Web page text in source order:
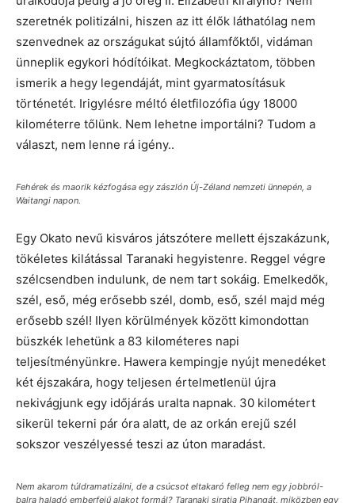
szeretnék politizálni, hiszen az itt élők láthatólag nem
szenvednek az országukat sújtó államfőktől, vidáman
ünneplik egykori hódítóikat. Megkockáztatom, többen
ismerik a hegy legendáját, mint gyarmatosításuk
történetét. Irigylésre méltó életfilozófia úgy 18000
kilométerre tőlünk. Nem lehetne importálni? Tudom a
választ, nem lenne rá igény..
Fehérek és maorik kézfogása egy zászlón Új-Zéland nemzeti ünnepén, a
Waitangi napon.
Egy Okato nevű kisváros játszótere mellett éjszakázunk,
tökéletes kilátással Taranaki hegyistenre. Reggel végre
szélcsendben indulunk, de nem tart sokáig. Emelkedők,
szél, eső, még erősebb szél, domb, eső, szél majd még
erősebb szél! Ilyen körülmények között kimondottan
büszkék lehetünk a 83 kilométeres napi
teljesítményünkre. Hawera kempingje nyújt menedéket
két éjszakára, hogy teljesen értelmetlenül újra
nekivágjunk egy időjárás uralta napnak. 30 kilométert
sikerül tekerni pár óra alatt, de az orkán erejű szél
sokszor veszélyessé teszi az úton maradást.
Nem akarom túldramatizálni, de a csúcsot eltakaró felleg nem egy jobbról-
balra haladó emberfejű alakot formál? Taranaki siratja Pihangát, miközben egy